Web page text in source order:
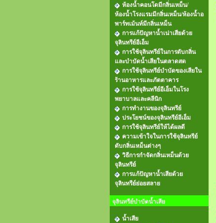
ห้องน้ำคอนโดมีกลิ่นเหม็น/
ห้องน้ำโรงแรมมีกลิ่นเหม็น/ห้องน้ำอ
พาร์ทเม้นท์มีกลิ่นเหม็น
การแก้ปัญหาน้ำเน่าเสียด้วย
จุลินทรีย์อีเอ็ม
การใช้จุลินทรีย์ในการดับกลิ่น
และบำบัดน้ำเสียในตลาดสด
การใช้จุลินทรีย์บำบัดของเสียใน
ร้านอาหารและภัตตาคาร
การใช้จุลินทรีย์อีเอ็มในโรง
พยาบาลและคลีนิก
การทำงานของจุลินทรีย์
ประโยชน์ของจุลินทรีย์อีเอ็ม
การใช้จุลินทรีย์ให้ได้ผลดี
ความเข้าใจในการใช้จุลินทรีย์
ดับกลิ่นเหม็นต่างๆ
วิธีการกำจัดกลิ่นเหม็นด้วย
จุลินทรีย์
การแก้ปัญหาน้ำเสียด้วย
จุลินทรีย์ย่อยสลาย
จุลินทรีย์บำบัดน้ำเสีย
น้ำเสีย